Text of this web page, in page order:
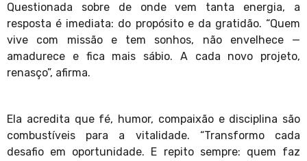
Questionada sobre de onde vem tanta energia, a
resposta é imediata: do propósito e da gratidão. “Quem
vive com missão e tem sonhos, não envelhece —
amadurece e fica mais sábio. A cada novo projeto,
renasço”, afirma.
Ela acredita que fé, humor, compaixão e disciplina são
combustíveis para a vitalidade. “Transformo cada
desafio em oportunidade. E repito sempre: quem faz